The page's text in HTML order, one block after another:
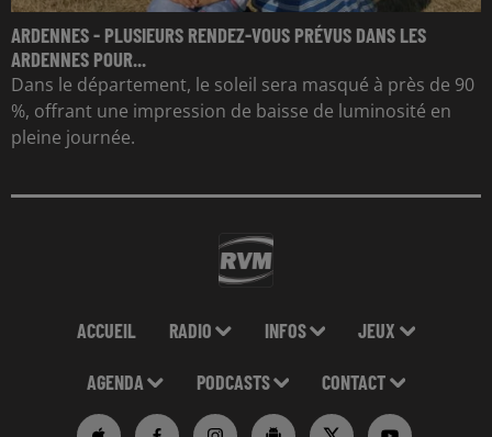
ARDENNES - PLUSIEURS RENDEZ-VOUS PRÉVUS DANS LES
ARDENNES POUR...
Dans le département, le soleil sera masqué à près de 90
%, offrant une impression de baisse de luminosité en
pleine journée.
ACCUEIL RADIO INFOS JEUX
AGENDA PODCASTS CONTACT